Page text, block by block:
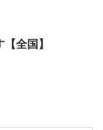
全国】